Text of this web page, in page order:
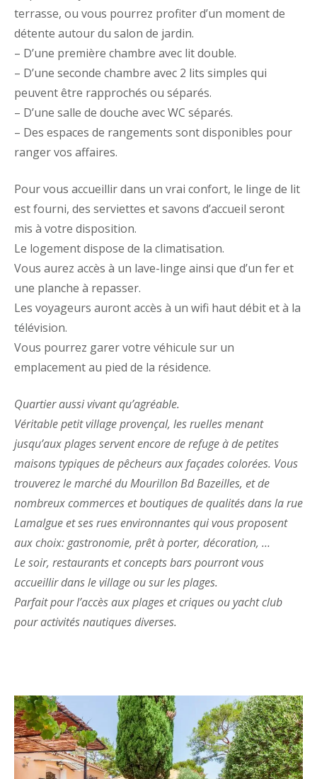
terrasse, ou vous pourrez profiter d’un moment de
détente autour du salon de jardin.
– D’une première chambre avec lit double.
– D’une seconde chambre avec 2 lits simples qui
peuvent être rapprochés ou séparés.
– D’une salle de douche avec WC séparés.
– Des espaces de rangements sont disponibles pour
ranger vos affaires.
Pour vous accueillir dans un vrai confort, le linge de lit
est fourni, des serviettes et savons d’accueil seront
mis à votre disposition.
Le logement dispose de la climatisation.
Vous aurez accès à un lave-linge ainsi que d’un fer et
une planche à repasser.
Les voyageurs auront accès à un wifi haut débit et à la
télévision.
Vous pourrez garer votre véhicule sur un
emplacement au pied de la résidence.
Quartier aussi vivant qu’agréable.
Véritable petit village provençal, les ruelles menant
jusqu’aux plages servent encore de refuge à de petites
maisons typiques de pêcheurs aux façades colorées. Vous
trouverez le marché du Mourillon Bd Bazeilles, et de
nombreux commerces et boutiques de qualités dans la rue
Lamalgue et ses rues environnantes qui vous proposent
aux choix: gastronomie, prêt à porter, décoration, …
Le soir, restaurants et concepts bars pourront vous
accueillir dans le village ou sur les plages.
Parfait pour l’accès aux plages et criques ou yacht club
pour activités nautiques diverses.